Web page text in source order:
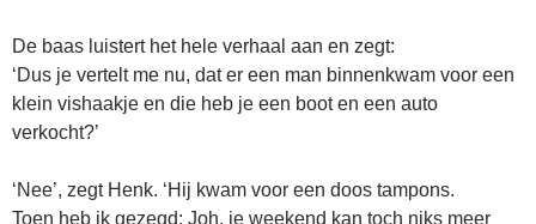
De baas luistert het hele verhaal aan en zegt:
‘Dus je vertelt me nu, dat er een man binnenkwam voor een
klein vishaakje en die heb je een boot en een auto
verkocht?’
‘Nee’, zegt Henk. ‘Hij kwam voor een doos tampons.
Toen heb ik gezegd: Joh, je weekend kan toch niks meer